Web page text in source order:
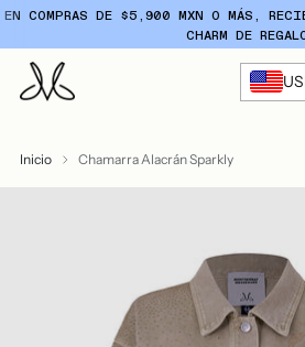
EN COMPRAS DE $5,900 MXN O MÁS,
CHARM DE
Inicio Chamarra Alacrán Sparkly